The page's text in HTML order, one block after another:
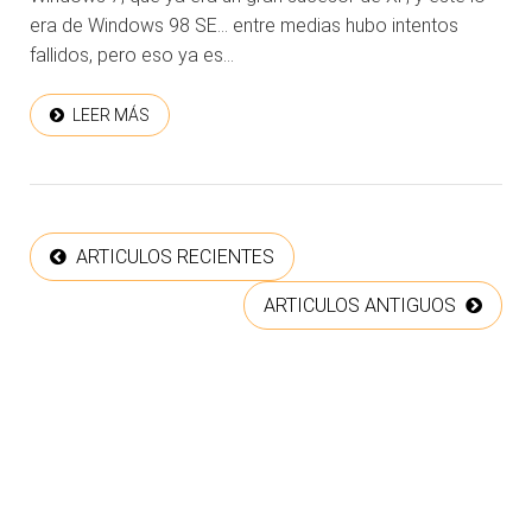
era de Windows 98 SE… entre medias hubo intentos
fallidos, pero eso ya es...
LEER MÁS
ARTICULOS RECIENTES
ARTICULOS ANTIGUOS